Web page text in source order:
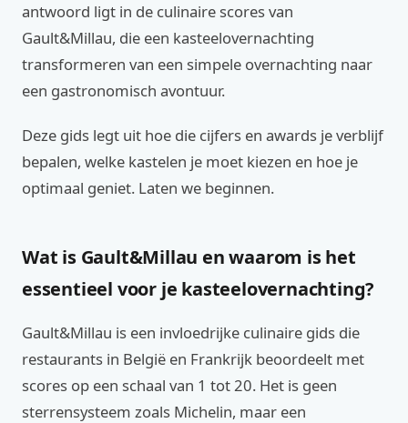
antwoord ligt in de culinaire scores van
Gault&Millau, die een kasteelovernachting
transformeren van een simpele overnachting naar
een gastronomisch avontuur.
Deze gids legt uit hoe die cijfers en awards je verblijf
bepalen, welke kastelen je moet kiezen en hoe je
optimaal geniet. Laten we beginnen.
Wat is Gault&Millau en waarom is het
essentieel voor je kasteelovernachting?
Gault&Millau is een invloedrijke culinaire gids die
restaurants in België en Frankrijk beoordeelt met
scores op een schaal van 1 tot 20. Het is geen
sterrensysteem zoals Michelin, maar een